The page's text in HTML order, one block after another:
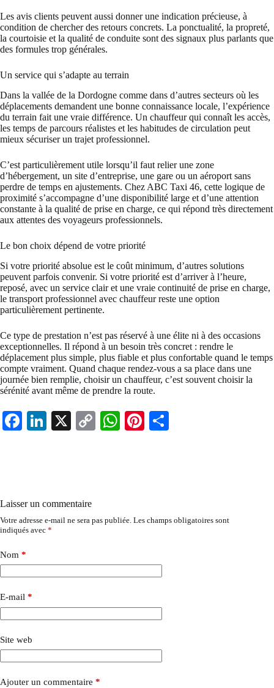
Les avis clients peuvent aussi donner une indication précieuse, à
condition de chercher des retours concrets. La ponctualité, la propreté,
la courtoisie et la qualité de conduite sont des signaux plus parlants que
des formules trop générales.
Un service qui s’adapte au terrain
Dans la vallée de la Dordogne comme dans d’autres secteurs où les
déplacements demandent une bonne connaissance locale, l’expérience
du terrain fait une vraie différence. Un chauffeur qui connaît les accès,
les temps de parcours réalistes et les habitudes de circulation peut
mieux sécuriser un trajet professionnel.
C’est particulièrement utile lorsqu’il faut relier une zone
d’hébergement, un site d’entreprise, une gare ou un aéroport sans
perdre de temps en ajustements. Chez ABC Taxi 46, cette logique de
proximité s’accompagne d’une disponibilité large et d’une attention
constante à la qualité de prise en charge, ce qui répond très directement
aux attentes des voyageurs professionnels.
Le bon choix dépend de votre priorité
Si votre priorité absolue est le coût minimum, d’autres solutions
peuvent parfois convenir. Si votre priorité est d’arriver à l’heure,
reposé, avec un service clair et une vraie continuité de prise en charge,
le transport professionnel avec chauffeur reste une option
particulièrement pertinente.
Ce type de prestation n’est pas réservé à une élite ni à des occasions
exceptionnelles. Il répond à un besoin très concret : rendre le
déplacement plus simple, plus fiable et plus confortable quand le temps
compte vraiment. Quand chaque rendez-vous a sa place dans une
journée bien remplie, choisir un chauffeur, c’est souvent choisir la
sérénité avant même de prendre la route.
Fa
Li
X
C
W
Pi
Laisser un commentaire
Votre adresse e-mail ne sera pas publiée. Les champs obligatoires sont
indiqués avec *
Nom *
E-mail *
Site web
Ajouter un commentaire *